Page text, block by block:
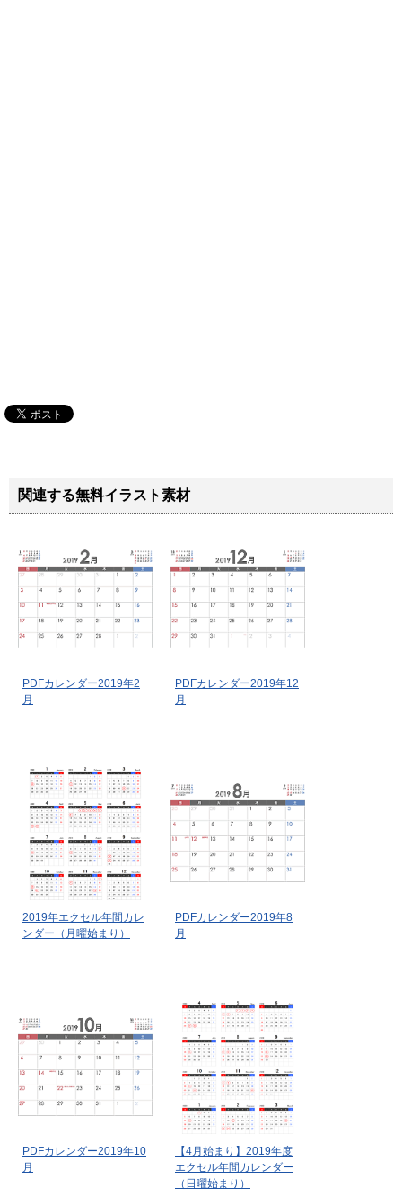
関連する無料イラスト素材
PDFカレンダー2019年2
月
PDFカレンダー2019年12
月
2019年エクセル年間カレ
ンダー（月曜始まり）
PDFカレンダー2019年8
月
PDFカレンダー2019年10
月
【4月始まり】2019年度
エクセル年間カレンダー
（日曜始まり）